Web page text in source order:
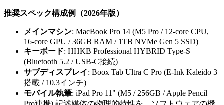
推奨スペック構成例（2026年版）
メインマシン: MacBook Pro 14 (M5 Pro / 12-core CPU,
16-core GPU / 36GB RAM / 1TB NVMe Gen 5 SSD)
キーボード: HHKB Professional HYBRID Type-S
(Bluetooth 5.2 / USB-C接続)
サブディスプレイ: Boox Tab Ultra C Pro (E-Ink Kaleido 3
搭載 / 10.3インチ)
モバイル執筆: iPad Pro 11" (M5 / 256GB / Apple Pencil